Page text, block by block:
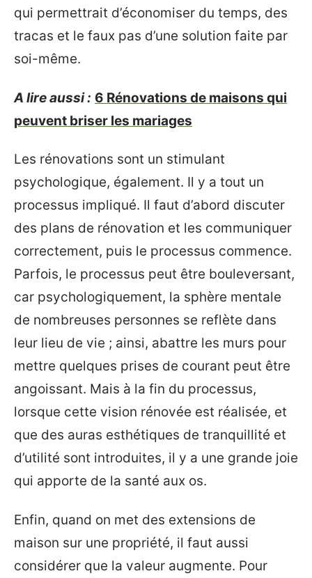
qui permettrait d’économiser du temps, des
tracas et le faux pas d’une solution faite par
soi-même.
A lire aussi : 6 Rénovations de maisons qui
peuvent briser les mariages
Les rénovations sont un stimulant
psychologique, également. Il y a tout un
processus impliqué. Il faut d’abord discuter
des plans de rénovation et les communiquer
correctement, puis le processus commence.
Parfois, le processus peut être bouleversant,
car psychologiquement, la sphère mentale
de nombreuses personnes se reflète dans
leur lieu de vie ; ainsi, abattre les murs pour
mettre quelques prises de courant peut être
angoissant. Mais à la fin du processus,
lorsque cette vision rénovée est réalisée, et
que des auras esthétiques de tranquillité et
d’utilité sont introduites, il y a une grande joie
qui apporte de la santé aux os.
Enfin, quand on met des extensions de
maison sur une propriété, il faut aussi
considérer que la valeur augmente. Pour